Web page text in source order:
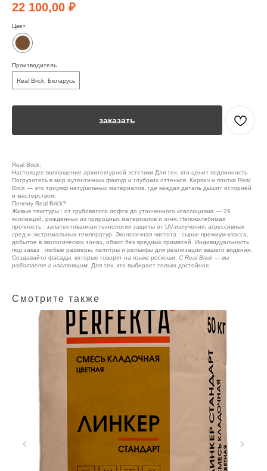
22 100,00 ₽
Цвет
Производитель
Real Brick. Беларусь
заказать
Real Brick:
Настоящее воплощение архитектурной эстетики Для тех, кто ценит подлинность.
Погрузитесь в мир аутентичных фактур и глубоких оттенков. Кирпич и плитка Real
Brick — это триумф натуральных материалов, где каждая деталь дышит историей
и мастерством.
Почему Real Brick?
Живые текстуры : от грубоватого лофта до утонченного классицизма — 29
коллекций, рожденных из природных материалов и огня. Непоколебимая
прочность : запатентованная технология защиты от UV-излучения, агрессивных
сред и экстремальных температур. Экологичная чистота : сырье премиум-класса,
добытое в экологических зонах, обжиг без вредных примесей. Индивидуальность
под заказ : любые размеры, палитры и рельефы для реализации вашего видения.
Создавайте фасады, которые говорят на языке роскоши. С Real Brick — вы
работаете с настоящим.
Для тех, кто выбирает только достойное.
Смотрите также